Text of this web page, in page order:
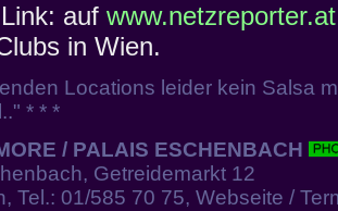
auf www.netzreporter.at
in Wien.
Locations leider kein Salsa
* * *
/ PALAIS ESCHENBACH
Getreidemarkt 12
Tel.: 01/585 70 75, Webseite /